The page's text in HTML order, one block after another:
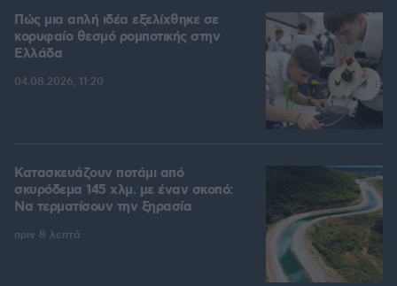
Πώς μια απλή ιδέα εξελίχθηκε σε
κορυφαίο θεσμό ρομποτικής στην
Ελλάδα
04.08.2026, 11:20
Κατασκευάζουν ποτάμι από
σκυρόδεμα 145 χλμ. με έναν σκοπό:
Να τερματίσουν την ξηρασία
πριν 8 λεπτά